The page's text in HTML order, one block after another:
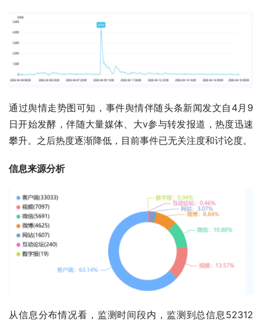
通过舆情走势图可知，事件舆情伴随头条新闻发文自4月9
日开始发酵，伴随大量媒体、大v参与转发报道，热度迅速
攀升。之后热度逐渐降低，目前事件已无关注度和讨论度。
信息来源分析
从信息分布情况看，监测时间段内，监测到总信息52312